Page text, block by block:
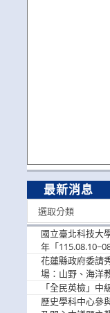
最新消息
選取分類
國立臺北科技大
年「
歡迎學生踴躍報
花蓮縣政府委請
場：山野、海洋
參加
「全民英檢」
歷史學科中心參